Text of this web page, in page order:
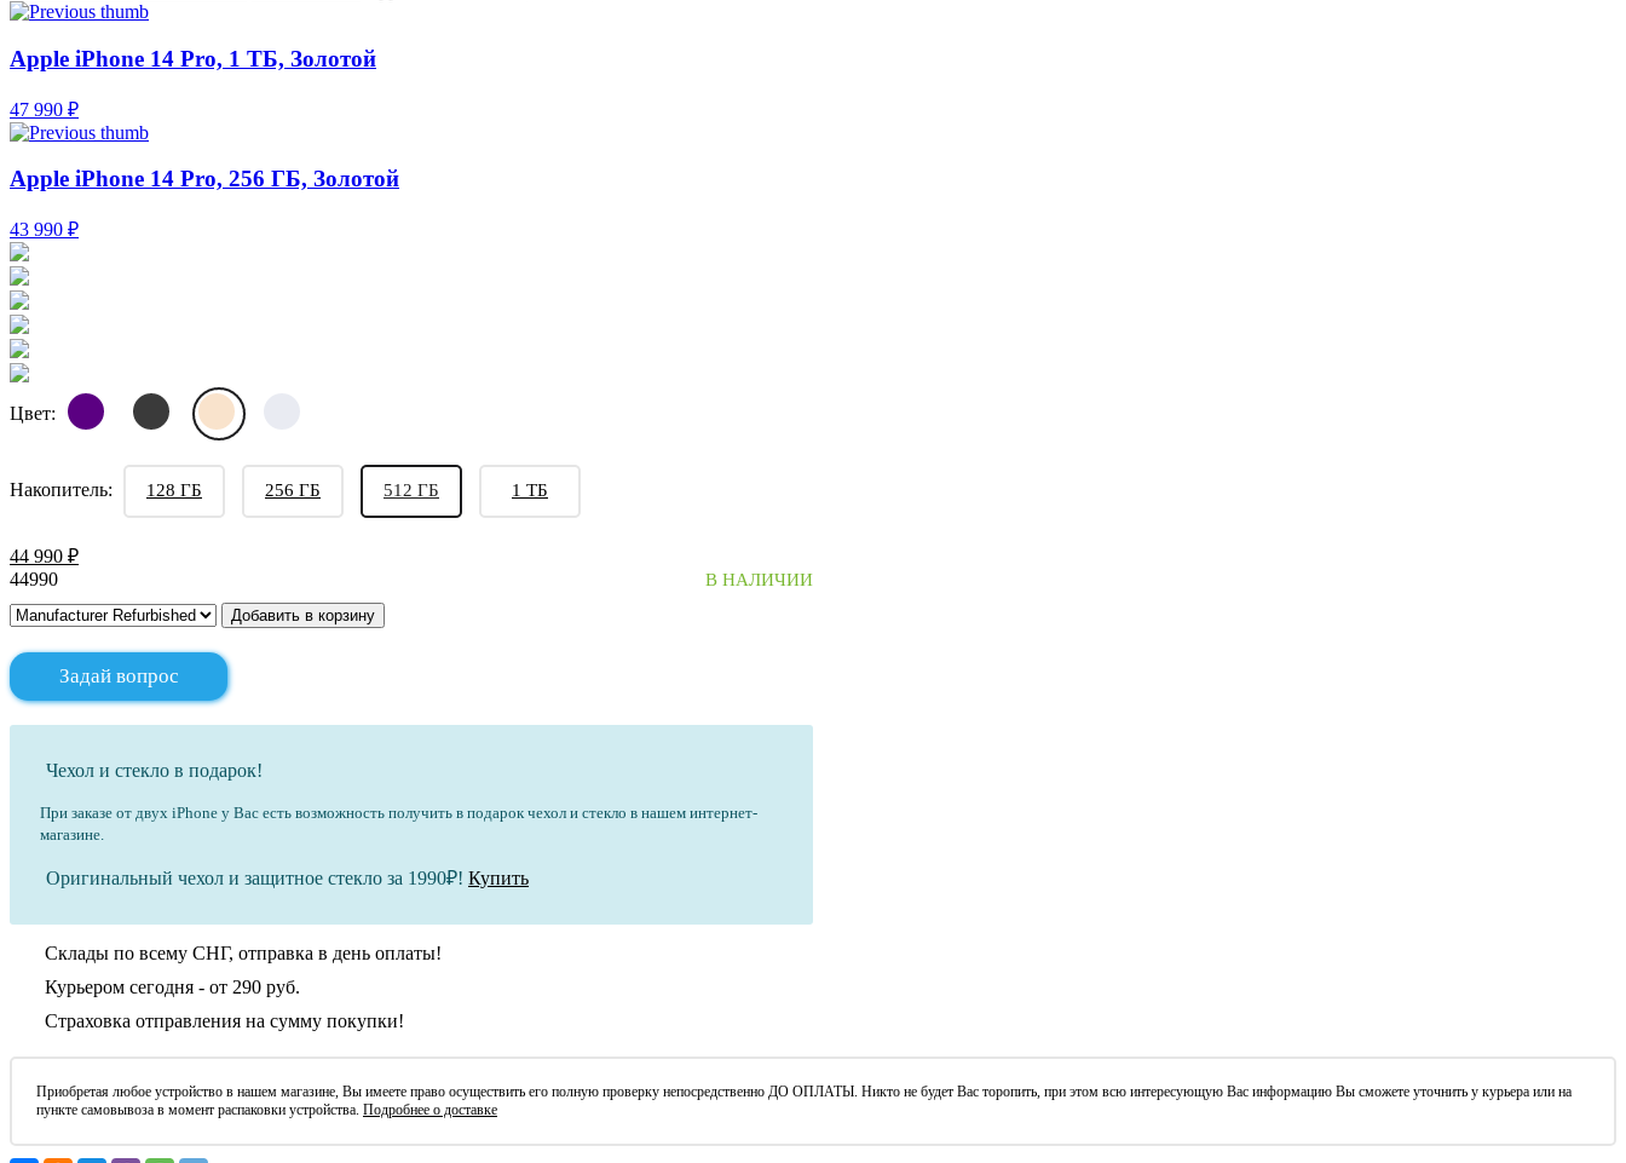
Apple iPhone 14 Pro, 1 ТБ, Золотой
47 990 ₽
Apple iPhone 14 Pro, 256 ГБ, Золотой
43 990 ₽
Цвет:
Накопитель: 128 ГБ 256 ГБ 512 ГБ 1 ТБ
44 990 ₽
44990
В НАЛИЧИИ
Добавить в корзину
Задай вопрос
Чехол и стекло в подарок!
При заказе от двух iPhone у Вас есть возможность получить в подарок чехол и стекло в нашем интернет-
магазине.
Оригинальный чехол и защитное стекло за 1990₽! Купить
Склады по всему СНГ, отправка в день оплаты!
Курьером сегодня - от 290 руб.
Страховка отправления на сумму покупки!
Приобретая любое устройство в нашем магазине, Вы имеете право осуществить его полную проверку непосредственно ДО ОПЛАТЫ. Никто не будет Вас торопить, при этом всю интересующую Вас информацию Вы сможете уточнить у курьера или на
пункте самовывоза в момент распаковки устройства. Подробнее о доставке